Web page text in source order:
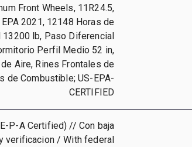
Front Wheels, 11R24.5,
2021, 12148 Horas de
13200 lb, Paso Diferencial
Perfil Medio 52 in,
Aire, Rines Frontales de
de Combustible; US-EPA-
CERTIFIED
P-A Certified) // Con baja
verificacion / With federal